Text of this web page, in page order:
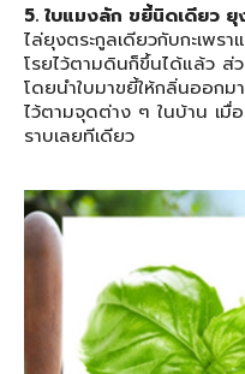
5. ใบแมงลัก ขยี้นิดเดียว ยุ
ไล่ยุงตระกูลเดียวกับกะเพร
โรยไว้ตามดินก็ขึ้นได้แล้ว ส่
โดยนำใบมาขยี้ให้กลิ่นออกม
ไว้ตามจุดต่าง ๆ ในบ้าน เมื่
ราบเลยทีเดียว